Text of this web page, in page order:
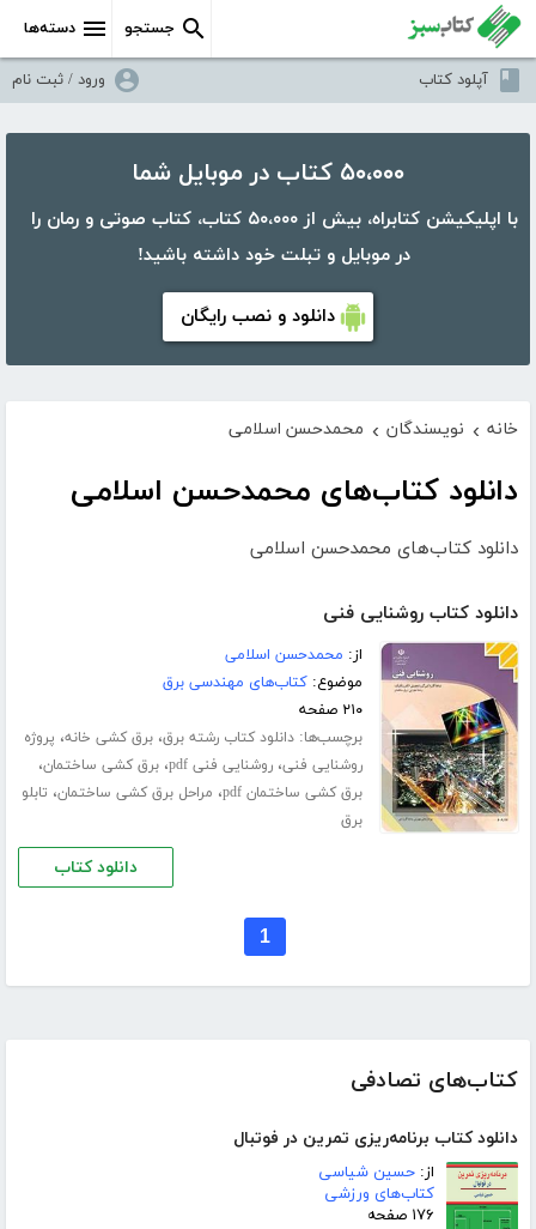
دسته‌ها جستجو
آپلود کتاب ورود / ثبت نام
۵۰،۰۰۰ کتاب در موبایل شما
با اپلیکیشن کتابراه، بیش از ۵۰،۰۰۰ کتاب، کتاب صوتی و رمان را
در موبایل و تبلت خود داشته باشید!
دانلود و نصب رایگان
کتاب‌های تصادفی
دانلود کتاب برنامه‌ریزی تمرین در فوتبال
از: حسین شیاسی
کتاب‌های ورزشی
۱۷۶ صفحه
خانه › نویسندگان › محمدحسن اسلامی
دانلود کتاب‌های محمدحسن اسلامی
دانلود کتاب‌های محمدحسن اسلامی
دانلود کتاب روشنایی فنی
از: محمدحسن اسلامی
موضوع:کتاب‌های مهندسی برق
۲۱۰ صفحه
برچسب‌ها:دانلود کتاب رشته برق،برق کشی خانه، پروژه
روشنایی فنی،روشنایی فنی pdf ،برق کشی ساختمان،
برق کشی ساختمان pdf ، مراحل برق کشی ساختمان، تابلو
برق
دانلود کتاب
1